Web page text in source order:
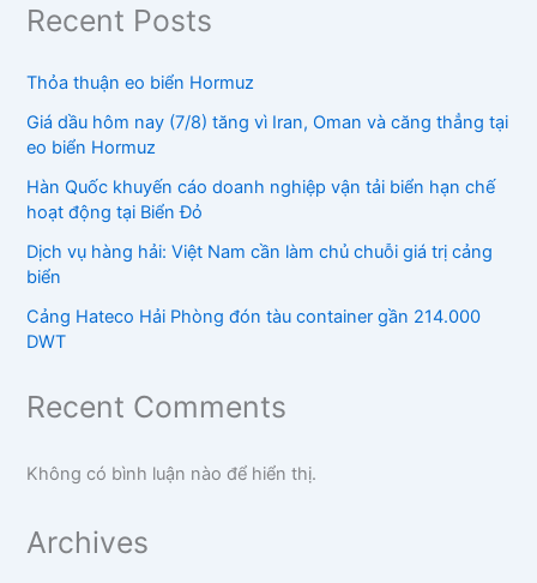
Recent Posts
Thỏa thuận eo biển Hormuz
Giá dầu hôm nay (7/8) tăng vì Iran, Oman và căng thẳng tại
eo biển Hormuz
Hàn Quốc khuyến cáo doanh nghiệp vận tải biển hạn chế
hoạt động tại Biển Đỏ
Dịch vụ hàng hải: Việt Nam cần làm chủ chuỗi giá trị cảng
biển
Cảng Hateco Hải Phòng đón tàu container gần 214.000
DWT
Recent Comments
Không có bình luận nào để hiển thị.
Archives